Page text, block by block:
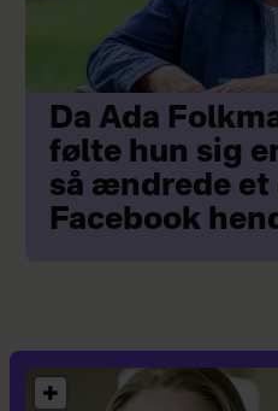
Da Ada
følte hun sig
så ændrede et
Facebook